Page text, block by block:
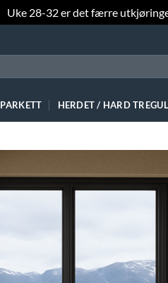
Uke 28-32 er det færre
PARKETT HERDET / HARD